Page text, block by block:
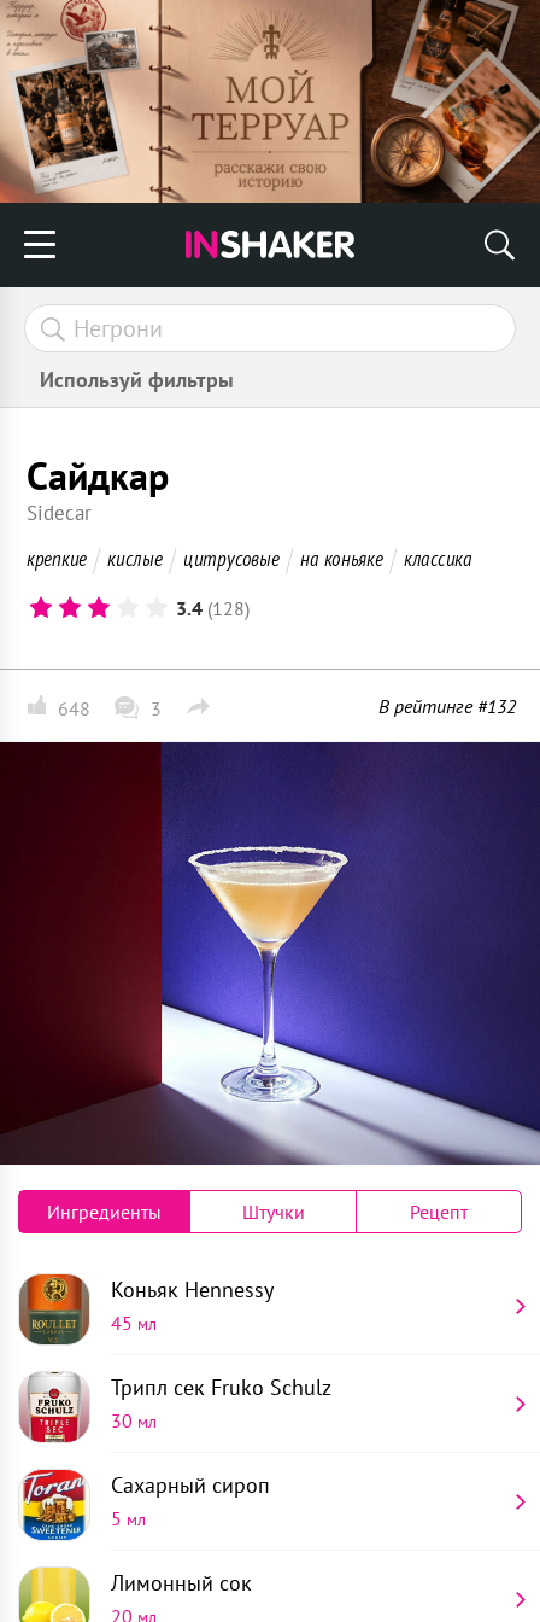
Используй фильтры
Сайдкар
Sidecar
крепкие кислые цитрусовые на коньяке классика
3.4 (128)
648 3 В рейтинге #132
Ингредиенты Штучки Рецепт
Коньяк Hennessy
45 мл
Трипл сек Fruko Schulz
30 мл
Сахарный сироп
5 мл
Лимонный сок
20 мл